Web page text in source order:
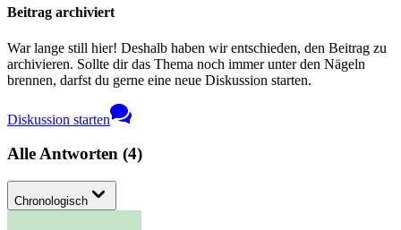
Beitrag archiviert
War lange still hier! Deshalb haben wir entschieden, den Beitrag zu
archivieren. Sollte dir das Thema noch immer unter den Nägeln
brennen, darfst du gerne eine neue Diskussion starten.
Diskussion starten
Alle Antworten (4)
Chronologisch